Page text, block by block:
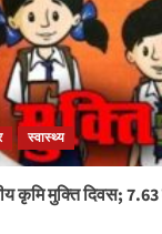
स्वास्थ्य
कृमि मुक्ति दिवस;